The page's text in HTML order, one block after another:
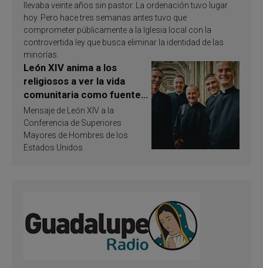
llevaba veinte años sin pastor. La ordenación tuvo lugar
hoy. Pero hace tres semanas antes tuvo que
comprometer públicamente a la Iglesia local con la
controvertida ley que busca eliminar la identidad de las
minorías.
León XIV anima a los
religiosos a ver la vida
comunitaria como fuente
de inspiración y
santificación
Mensaje de León XIV a la
Conferencia de Superiores
Mayores de Hombres de los
Estados Unidos